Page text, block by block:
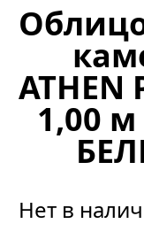
ATHEN
1,00
Нет в